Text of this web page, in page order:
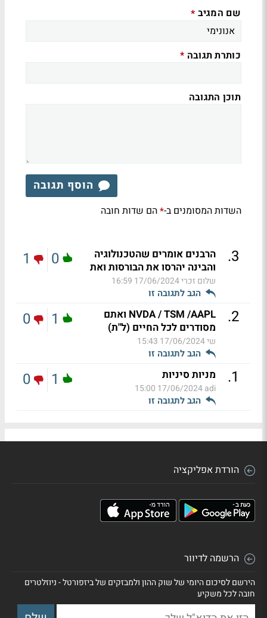
שם המגיב *
כותרת תגובה *
תוכן התגובה
הוסף תגובה
השדות המסומנים ב-*הם שדות חובה
3
.
הרבנים אומרים שהטכנולוגיה
והבינה יהרסו את הבורסות ואת
שלום זכרי17/06/2024 16:59
הגב לתגובה זו
0
1
2
.
NVDA / TSM /AAPL ואתם
מסודרים לכל החיים (ל"ת)
שי17/06/2024 15:43
הגב לתגובה זו
1
0
1
. מניות סיניות
adi
17/06/2024 15:00
הגב לתגובה זו
1
0
הורדת אפליקציה
הרשמה לדיוור
הירשם לסיכום היומי של שוק ההון ולמבזקים של ביזפורטל - ניוזלטרים
חובה לכל משקיע